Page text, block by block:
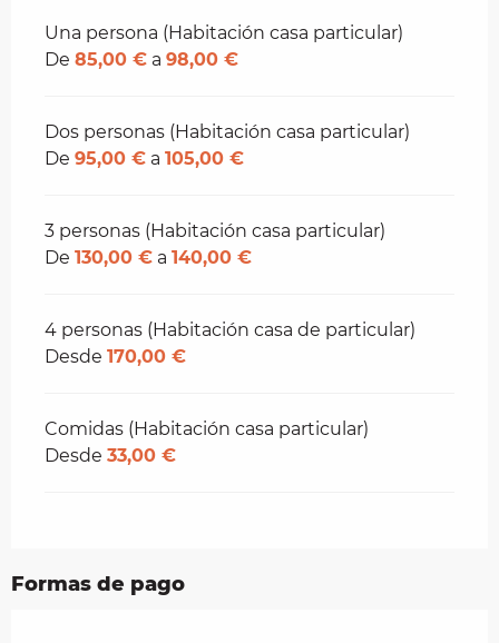
Tarifas 2026
Una persona (Habitación casa particular)
De 85,00 € a 98,00 €
Dos personas (Habitación casa particular)
De 95,00 € a 105,00 €
3 personas (Habitación casa particular)
De 130,00 € a 140,00 €
4 personas (Habitación casa de particular)
Desde 170,00 €
Comidas (Habitación casa particular)
Desde 33,00 €
Formas de pago